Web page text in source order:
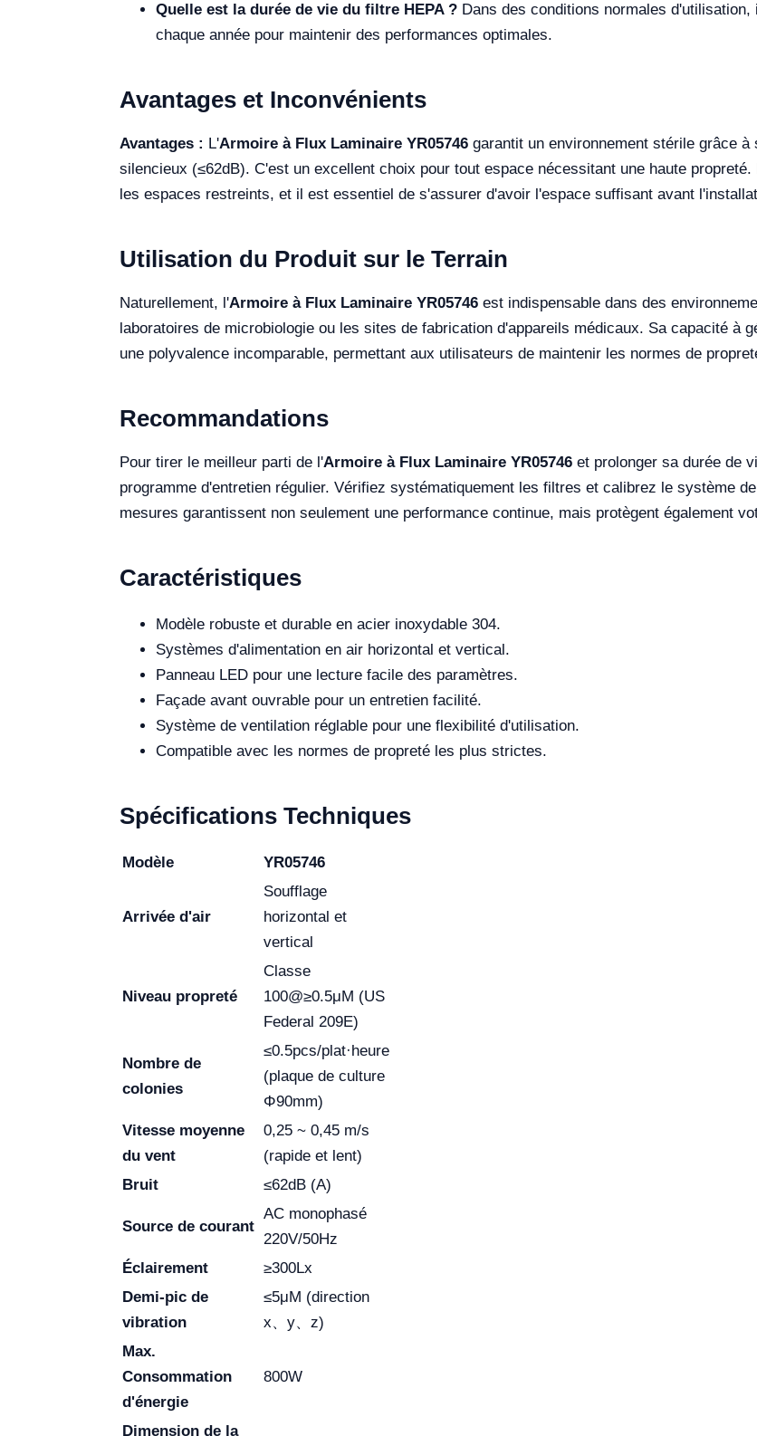
Quelle est la durée de vie du filtre HEPA ? Dans des conditions normales
chaque année pour maintenir des performances optimales.
Avantages et Inconvénients
Avantages : L'Armoire à Flux Laminaire YR05746 garantit un environnement stérile grâce
silencieux (≤62dB). C'est un excellent choix pour tout espace nécessitant une haute propreté.
les espaces restreints, et il est essentiel de s'assurer d'avoir l'espace suffisant avant
Utilisation du Produit sur le Terrain
Naturellement, l'Armoire à Flux Laminaire YR05746 est indispensable dans des
laboratoires de microbiologie ou les sites de fabrication d'appareils médicaux. Sa capacité à
une polyvalence incomparable, permettant aux utilisateurs de maintenir les normes de
Recommandations
Pour tirer le meilleur parti de l'Armoire à Flux Laminaire YR05746 et prolonger sa durée de
programme d'entretien régulier. Vérifiez systématiquement les filtres et calibrez le système
mesures garantissent non seulement une performance continue, mais protègent également
Caractéristiques
Modèle robuste et durable en acier inoxydable 304.
Systèmes d'alimentation en air horizontal et vertical.
Panneau LED pour une lecture facile des paramètres.
Façade avant ouvrable pour un entretien facilité.
Système de ventilation réglable pour une flexibilité d'utilisation.
Compatible avec les normes de propreté les plus strictes.
Spécifications Techniques
Modèle YR05746
Arrivée d'air
Soufflage
horizontal et
vertical
Niveau propreté
Classe
100@≥0.5μM (US
Federal 209E)
Nombre de
colonies
≤0.5pcs/plat·heure
(plaque de culture
Φ90mm)
Vitesse moyenne
du vent
0,25 ~ 0,45 m/s
(rapide et lent)
Bruit
≤62dB (A)
Source de courant
AC monophasé
220V/50Hz
Éclairement
≥300Lx
Demi-pic de
vibration
≤5μM (direction
x、y、z)
Max.
Consommation
d'énergie
800W
Dimension de la